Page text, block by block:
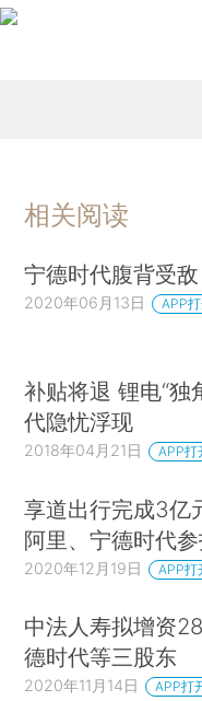
相关阅读
宁德时代腹背受敌
2020年06月13日 APP
补贴将退 锂电“独
代隐忧浮现
2018年04月21日 APP打
享道出行完成3亿
阿里、宁德时代
2020年12月19日 APP打
中法人寿拟增资
德时代等三股东
2020年11月14日 APP打